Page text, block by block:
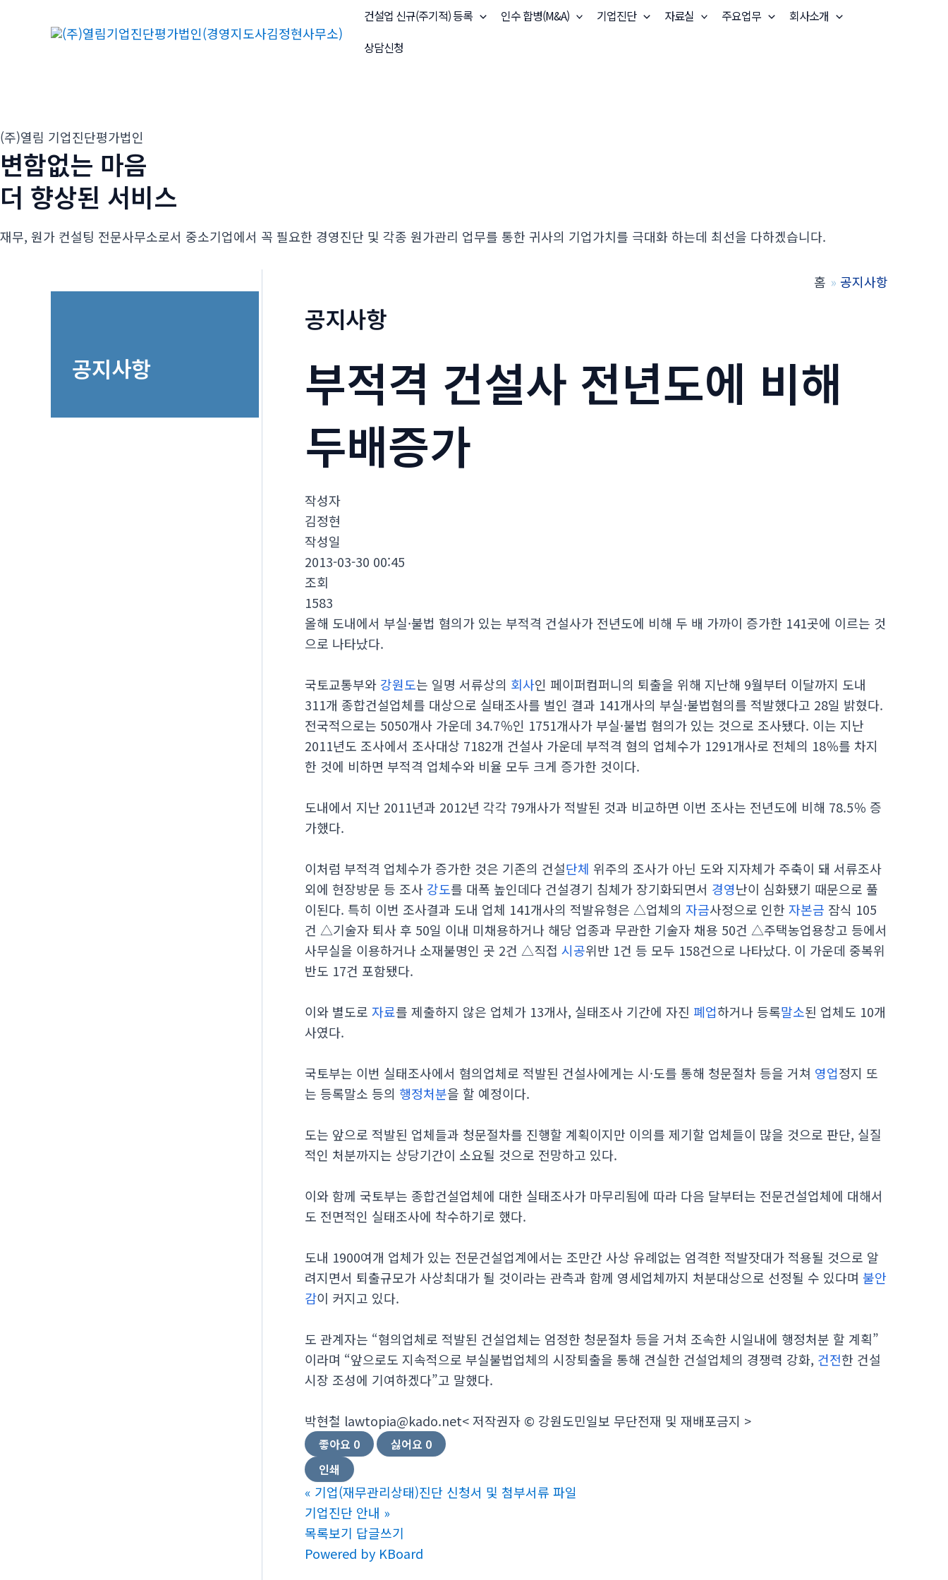
뛰
기
건설업 신규(주기적) 등록 인수 합병(M&A) 기업진단 자료실 주요업무
회사소개
상담신청
(주)열림 기업진단평가법인
변함없는 마음
더 향상된 서비스
재무, 원가 컨설팅 전문사무소로서 중소기업에서 꼭 필요한 경영진단 및 각종 원가관리 업무를 통한 귀사의 기업가치를 극대화 하는데 최선을 다하겠습니다.
공지사항
홈 공지사항
공지사항
부적격 건설사 전년도에 비해
두배증가
작성자
김정현
작성일
2013-03-30 00:45
조회
1583
올해 도내에서 부실·불법 혐의가 있는 부적격 건설사가 전년도에 비해 두 배 가까이 증가한 141곳에 이르는 것
으로 나타났다.
국토교통부와 강원도는 일명 서류상의 회사인 페이퍼컴퍼니의 퇴출을 위해 지난해 9월부터 이달까지 도내
311개 종합건설업체를 대상으로 실태조사를 벌인 결과 141개사의 부실·불법혐의를 적발했다고 28일 밝혔다.
전국적으로는 5050개사 가운데 34.7％인 1751개사가 부실·불법 혐의가 있는 것으로 조사됐다. 이는 지난
2011년도 조사에서 조사대상 7182개 건설사 가운데 부적격 혐의 업체수가 1291개사로 전체의 18％를 차지
한 것에 비하면 부적격 업체수와 비율 모두 크게 증가한 것이다.
도내에서 지난 2011년과 2012년 각각 79개사가 적발된 것과 비교하면 이번 조사는 전년도에 비해 78.5％ 증
가했다.
이처럼 부적격 업체수가 증가한 것은 기존의 건설단체 위주의 조사가 아닌 도와 지자체가 주축이 돼 서류조사
외에 현장방문 등 조사 강도를 대폭 높인데다 건설경기 침체가 장기화되면서 경영난이 심화됐기 때문으로 풀
이된다. 특히 이번 조사결과 도내 업체 141개사의 적발유형은 △업체의 자금사정으로 인한 자본금 잠식 105
건 △기술자 퇴사 후 50일 이내 미채용하거나 해당 업종과 무관한 기술자 채용 50건 △주택농업용창고 등에서
사무실을 이용하거나 소재불명인 곳 2건 △직접 시공위반 1건 등 모두 158건으로 나타났다. 이 가운데 중복위
반도 17건 포함됐다.
이와 별도로 자료를 제출하지 않은 업체가 13개사, 실태조사 기간에 자진 폐업하거나 등록말소된 업체도 10개
사였다.
국토부는 이번 실태조사에서 혐의업체로 적발된 건설사에게는 시·도를 통해 청문절차 등을 거쳐 영업정지 또
는 등록말소 등의 행정처분을 할 예정이다.
도는 앞으로 적발된 업체들과 청문절차를 진행할 계획이지만 이의를 제기할 업체들이 많을 것으로 판단, 실질
적인 처분까지는 상당기간이 소요될 것으로 전망하고 있다.
이와 함께 국토부는 종합건설업체에 대한 실태조사가 마무리됨에 따라 다음 달부터는 전문건설업체에 대해서
도 전면적인 실태조사에 착수하기로 했다.
도내 1900여개 업체가 있는 전문건설업계에서는 조만간 사상 유례없는 엄격한 적발잣대가 적용될 것으로 알
려지면서 퇴출규모가 사상최대가 될 것이라는 관측과 함께 영세업체까지 처분대상으로 선정될 수 있다며 불안
감이 커지고 있다.
도 관계자는 “혐의업체로 적발된 건설업체는 엄정한 청문절차 등을 거쳐 조속한 시일내에 행정처분 할 계획”
이라며 “앞으로도 지속적으로 부실불법업체의 시장퇴출을 통해 견실한 건설업체의 경쟁력 강화, 건전한 건설
시장 조성에 기여하겠다”고 말했다.
박현철 lawtopia@kado.net< 저작권자 © 강원도민일보 무단전재 및 재배포금지 >
좋아요 0 싫어요 0
인쇄
« 기업(재무관리상태)진단 신청서 및 첨부서류 파일
기업진단 안내 »
목록보기 답글쓰기
Powered by KBoard